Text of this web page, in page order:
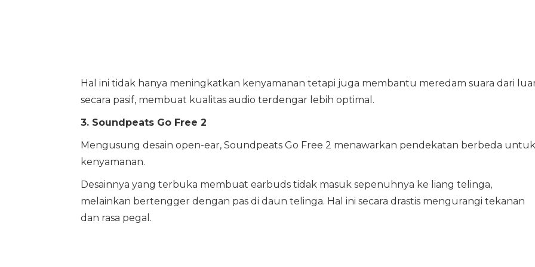
Hal ini tidak hanya meningkatkan kenyamanan tetapi juga membantu meredam suara dari
secara pasif, membuat kualitas audio terdengar lebih optimal.
3. Soundpeats Go Free 2
Mengusung desain open-ear, Soundpeats Go Free 2 menawarkan pendekatan berbeda untuk
kenyamanan.
Desainnya yang terbuka membuat earbuds tidak masuk sepenuhnya ke liang telinga,
melainkan bertengger dengan pas di daun telinga. Hal ini secara drastis mengurangi tekanan
dan rasa pegal.